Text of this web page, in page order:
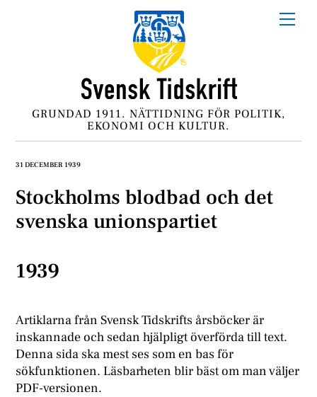
GRUNDAD 1911. NÄTTIDNING FÖR POLITIK,
EKONOMI OCH KULTUR.
31 DECEMBER 1939
Stockholms blodbad och det
svenska unionspartiet
1939
Artiklarna från Svensk Tidskrifts årsböcker är
inskannade och sedan hjälpligt överförda till text.
Denna sida ska mest ses som en bas för
sökfunktionen. Läsbarheten blir bäst om man väljer
PDF-versionen.